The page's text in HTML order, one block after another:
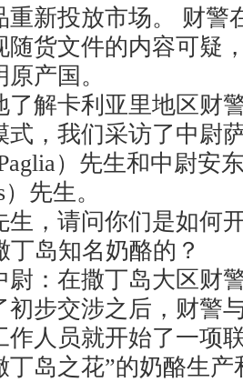
重新投放市场。 财警
随货文件的内容可疑
产国。
解卡利亚里地区财
式，我们采访了中尉
Paglia）先生和中尉安
先生。
，请问你们是如何
丁岛知名奶酪的？
：在撒丁岛大区财
初步交涉之后，财警
作人员就开始了一
丁岛之花”的奶酪生